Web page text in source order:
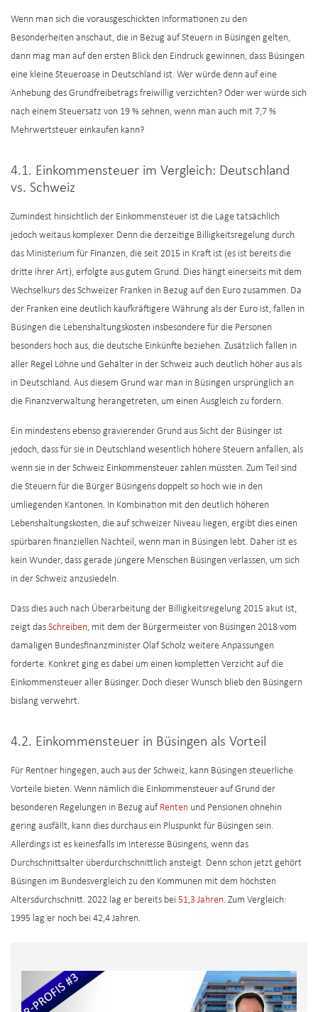
Wenn man sich die vorausgeschickten Informationen zu den
Besonderheiten anschaut, die in Bezug auf Steuern in Büsingen gelten,
dann mag man auf den ersten Blick den Eindruck gewinnen, dass Büsingen
eine kleine Steueroase in Deutschland ist. Wer würde denn auf eine
Anhebung des Grundfreibetrags freiwillig verzichten? Oder wer würde sich
nach einem Steuersatz von 19 % sehnen, wenn man auch mit 7,7 %
Mehrwertsteuer einkaufen kann?
4.1. Einkommensteuer im Vergleich: Deutschland
vs. Schweiz
Zumindest hinsichtlich der Einkommensteuer ist die Lage tatsächlich
jedoch weitaus komplexer. Denn die derzeitige Billigkeitsregelung durch
das Ministerium für Finanzen, die seit 2015 in Kraft ist (es ist bereits die
dritte ihrer Art), erfolgte aus gutem Grund. Dies hängt einerseits mit dem
Wechselkurs des Schweizer Franken in Bezug auf den Euro zusammen. Da
der Franken eine deutlich kaufkräftigere Währung als der Euro ist, fallen in
Büsingen die Lebenshaltungskosten insbesondere für die Personen
besonders hoch aus, die deutsche Einkünfte beziehen. Zusätzlich fallen in
aller Regel Löhne und Gehälter in der Schweiz auch deutlich höher aus als
in Deutschland. Aus diesem Grund war man in Büsingen ursprünglich an
die Finanzverwaltung herangetreten, um einen Ausgleich zu fordern.
Ein mindestens ebenso gravierender Grund aus Sicht der Büsinger ist
jedoch, dass für sie in Deutschland wesentlich höhere Steuern anfallen, als
wenn sie in der Schweiz Einkommensteuer zahlen müssten. Zum Teil sind
die Steuern für die Bürger Büsingens doppelt so hoch wie in den
umliegenden Kantonen. In Kombination mit den deutlich höheren
Lebenshaltungskosten, die auf schweizer Niveau liegen, ergibt dies einen
spürbaren finanziellen Nachteil, wenn man in Büsingen lebt. Daher ist es
kein Wunder, dass gerade jüngere Menschen Büsingen verlassen, um sich
in der Schweiz anzusiedeln.
Dass dies auch nach Überarbeitung der Billigkeitsregelung 2015 akut ist,
zeigt das Schreiben, mit dem der Bürgermeister von Büsingen 2018 vom
damaligen Bundesfinanzminister Olaf Scholz weitere Anpassungen
forderte. Konkret ging es dabei um einen kompletten Verzicht auf die
Einkommensteuer aller Büsinger. Doch dieser Wunsch blieb den Büsingern
bislang verwehrt.
4.2. Einkommensteuer in Büsingen als Vorteil
Für Rentner hingegen, auch aus der Schweiz, kann Büsingen steuerliche
Vorteile bieten. Wenn nämlich die Einkommensteuer auf Grund der
besonderen Regelungen in Bezug auf Renten und Pensionen ohnehin
gering ausfällt, kann dies durchaus ein Pluspunkt für Büsingen sein.
Allerdings ist es keinesfalls im Interesse Büsingens, wenn das
Durchschnittsalter überdurchschnittlich ansteigt. Denn schon jetzt gehört
Büsingen im Bundesvergleich zu den Kommunen mit dem höchsten
Altersdurchschnitt. 2022 lag er bereits bei 51,3 Jahren. Zum Vergleich:
1995 lag er noch bei 42,4 Jahren.